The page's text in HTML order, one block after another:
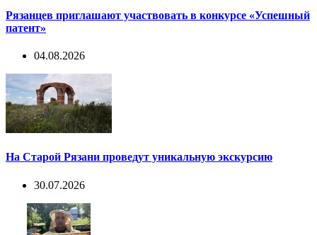
Рязанцев приглашают участвовать в конкурсе «Успешный
патент»
04.08.2026
На Старой Рязани проведут уникальную экскурсию
30.07.2026